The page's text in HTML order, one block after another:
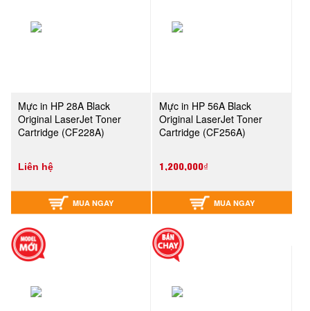
Mực in HP 28A Black
Original LaserJet Toner
Cartridge (CF228A)
Liên hệ
MUA NGAY
Mực in HP 56A Black
Original LaserJet Toner
Cartridge (CF256A)
1,200,000₫
MUA NGAY